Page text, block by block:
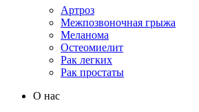
Артроз
Межпозвоночная грыжа
Меланома
Остеомиелит
Рак легких
Рак простаты
О нас